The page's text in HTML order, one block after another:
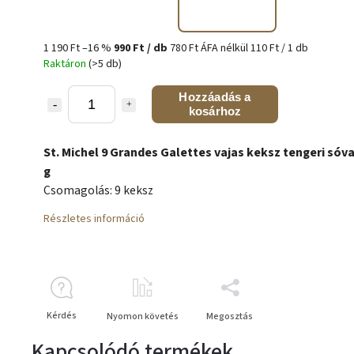
1 190 Ft–16 % 990 Ft/ db 780 Ft ÁFA nélkül110 Ft / 1 db
Raktáron (>5 db)
Hozzáadás a
kosárhoz
St. Michel 9 Grandes Galettes vajas keksz tengeri
g
Csomagolás: 9 keksz
Részletes információ
Kérdés Nyomon követés Megosztás